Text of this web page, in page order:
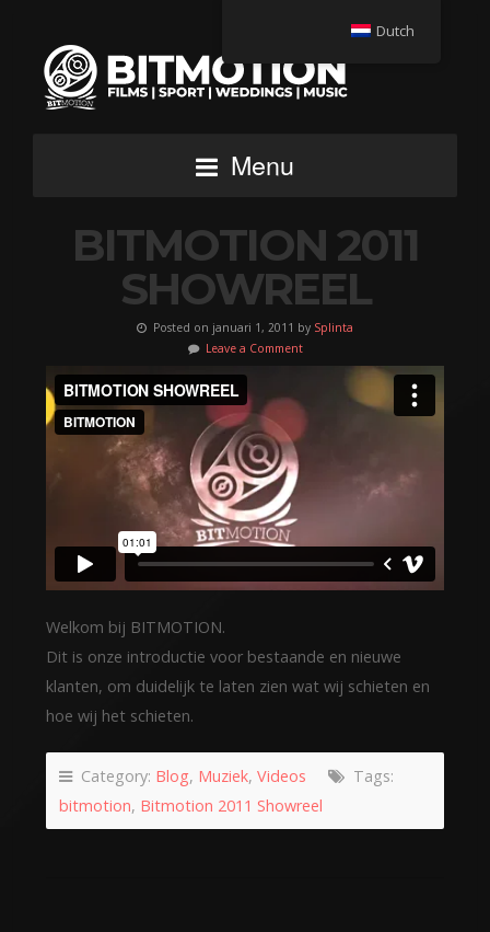
Menu
BITMOTION 2011
SHOWREEL
Posted on januari 1, 2011 by Splinta
Leave a Comment
Welkom bij BITMOTION.
Dit is onze introductie voor bestaande en nieuwe
klanten, om duidelijk te laten zien wat wij schieten en
hoe wij het schieten.
Category: Blog, Muziek, Videos
Tags:
bitmotion, Bitmotion 2011 Showreel
Dutch